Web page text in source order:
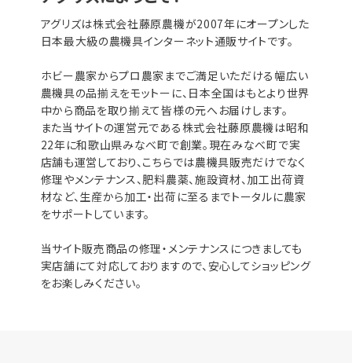
アグリズは株式会社藤原農機が2007年にオープンした
日本最大級の農機具インターネット通販サイトです。
ホビー農家からプロ農家までご満足いただける幅広い
農機具の品揃えをモットーに、日本全国はもとより世界
中から商品を取り揃えて皆様の元へお届けします。
また当サイトの運営元である株式会社藤原農機は昭和
22年に和歌山県みなべ町で創業。現在みなべ町で実
店舗も運営しており、こちらでは農機具販売だけでなく
修理やメンテナンス、肥料農薬、施設資材、加工出荷資
材など、生産から加工・出荷に至るまでトータルに農家
をサポートしています。
当サイト販売商品の修理・メンテナンスにつきましても
実店舗にて対応しておりますので、安心してショッピング
をお楽しみください。